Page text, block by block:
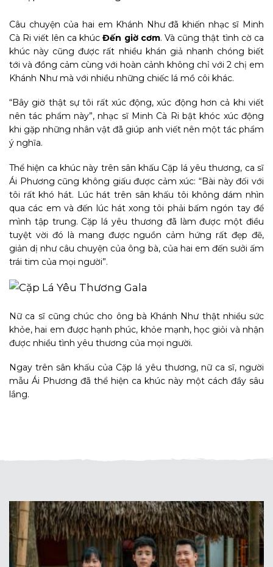
Câu chuyện của hai em Khánh Như đã khiến nhạc sĩ Minh
Cà Ri viết lên ca khúcĐến giờ cơm. Và cũng thật tình cờ ca
khúc này cũng được rất nhiều khán giả nhanh chóng biết
tới và đồng cảm cùng với hoàn cảnh không chỉ với 2 chị em
Khánh Như mà với nhiều những chiếc lá mồ côi khác.
“Bây giờ thật sự tôi rất xúc động, xúc động hơn cả khi viết
nên tác phẩm này”, nhạc sĩ Minh Cà Ri bật khóc xúc động
khi gặp những nhân vật đã giúp anh viết nên một tác phẩm
ý nghĩa.
Thể hiện ca khúc này trên sân khấu Cặp lá yêu thương, ca sĩ
Ái Phương cũng không giấu được cảm xúc: “Bài này đối với
tôi rất khó hát. Lúc hát trên sân khấu tôi không dám nhìn
qua các em và đến lúc hát xong tôi phải bấm ngón tay để
mình tập trung. Cặp lá yêu thương đã làm được một điều
tuyệt vời đó là mang được nguồn cảm hứng rất đẹp đẽ,
giản dị như câu chuyện của ông bà, của hai em đến sưởi ấm
trái tim của mọi người”.
Nữ ca sĩ cũng chúc cho ông bà Khánh Như thật nhiều sức
khỏe, hai em được hạnh phúc, khỏe mạnh, học giỏi và nhận
được nhiều tình yêu thương của mọi người.
Ngay trên sân khấu của Cặp lá yêu thương, nữ ca sĩ, người
mẫu Ái Phương đã thể hiện ca khúc này một cách đầy sâu
lắng.